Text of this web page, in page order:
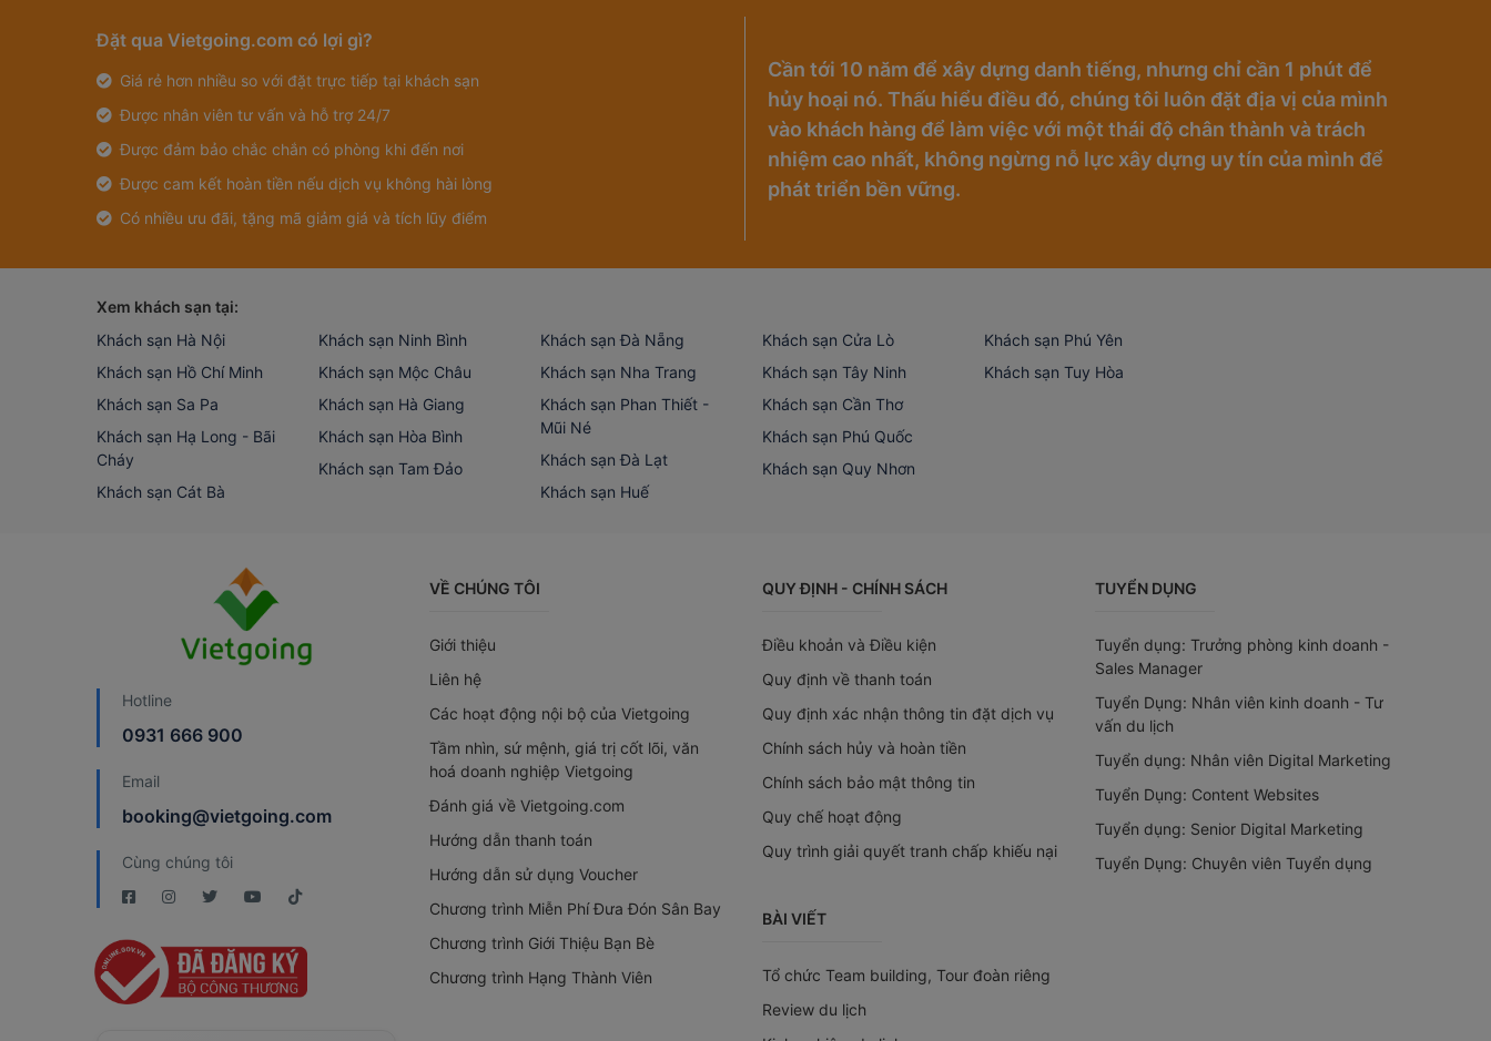
Đặt qua Vietgoing.com có lợi gì?
Giá rẻ hơn nhiều so với đặt trực tiếp tại khách sạn
Được nhân viên tư vấn và hỗ trợ 24/7
Được đảm bảo chắc chắn có phòng khi đến nơi
Được cam kết hoàn tiền nếu dịch vụ không hài lòng
Có nhiều ưu đãi, tặng mã giảm giá và tích lũy điểm
Cần tới 10 năm để xây dựng danh tiếng, nhưng chỉ cần 1 phút để
hủy hoại nó. Thấu hiểu điều đó, chúng tôi luôn đặt địa vị của mình
vào khách hàng để làm việc với một thái độ chân thành và trách
nhiệm cao nhất, không ngừng nỗ lực xây dựng uy tín của mình để
phát triển bền vững.
Xem khách sạn tại:
Khách sạn Hà Nội
Khách sạn Hồ Chí Minh
Khách sạn Sa Pa
Khách sạn Hạ Long - Bãi
Cháy
Khách sạn Cát Bà
Khách sạn Ninh Bình
Khách sạn Mộc Châu
Khách sạn Hà Giang
Khách sạn Hòa Bình
Khách sạn Tam Đảo
Khách sạn Đà Nẵng
Khách sạn Nha Trang
Khách sạn Phan Thiết -
Mũi Né
Khách sạn Đà Lạt
Khách sạn Huế
Khách sạn Cửa Lò
Khách sạn Tây Ninh
Khách sạn Cần Thơ
Khách sạn Phú Quốc
Khách sạn Quy Nhơn
Khách sạn Phú Yên
Khách sạn Tuy Hòa
Hotline
0931 666 900
Email
booking@vietgoing.com
Cùng chúng tôi
VỀ CHÚNG TÔI
Giới thiệu
Liên hệ
Các hoạt động nội bộ của Vietgoing
Tầm nhìn, sứ mệnh, giá trị cốt lõi, văn
hoá doanh nghiệp Vietgoing
Đánh giá về Vietgoing.com
Hướng dẫn thanh toán
Hướng dẫn sử dụng Voucher
Chương trình Miễn Phí Đưa Đón Sân Bay
Chương trình Giới Thiệu Bạn Bè
Chương trình Hạng Thành Viên
QUY ĐỊNH - CHÍNH SÁCH
Điều khoản và Điều kiện
Quy định về thanh toán
Quy định xác nhận thông tin đặt dịch vụ
Chính sách hủy và hoàn tiền
Chính sách bảo mật thông tin
Quy chế hoạt động
Quy trình giải quyết tranh chấp khiếu nại
TUYỂN DỤNG
Tuyển dụng: Trưởng phòng kinh doanh -
Sales Manager
Tuyển Dụng: Nhân viên kinh doanh - Tư
vấn du lịch
Tuyển dụng: Nhân viên Digital Marketing
Tuyển Dụng: Content Websites
Tuyển dụng: Senior Digital Marketing
Tuyển Dụng: Chuyên viên Tuyển dụng
BÀI VIẾT
Tổ chức Team building, Tour đoàn riêng
Review du lịch